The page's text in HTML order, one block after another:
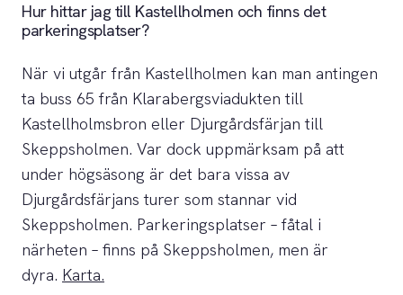
Hur hittar jag till Kastellholmen och finns det
parkeringsplatser?
När vi utgår från Kastellholmen kan man antingen
ta buss 65 från Klarabergsviadukten till
Kastellholmsbron eller Djurgårdsfärjan till
Skeppsholmen. Var dock uppmärksam på att
under högsäsong är det bara vissa av
Djurgårdsfärjans turer som stannar vid
Skeppsholmen. Parkeringsplatser – fåtal i
närheten – finns på Skeppsholmen, men är
dyra. Karta.